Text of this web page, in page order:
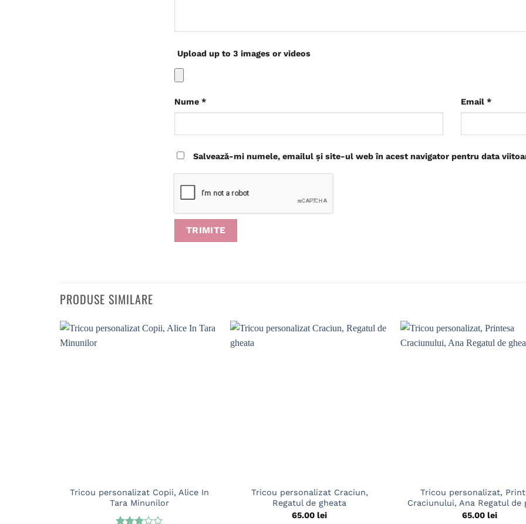
Upload up to 3 images or videos
Nume * Email *
Salvează-mi numele, emailul și site-ul web în acest navigator pentru data
PRODUSE SIMILARE
Tricou personalizat Copii, Alice In
Tara Minunilor
Tricou personalizat Craciun,
Regatul de gheata
65.00 lei
Tricou personalizat,
Craciunului, Ana Regatul de
65.00 lei